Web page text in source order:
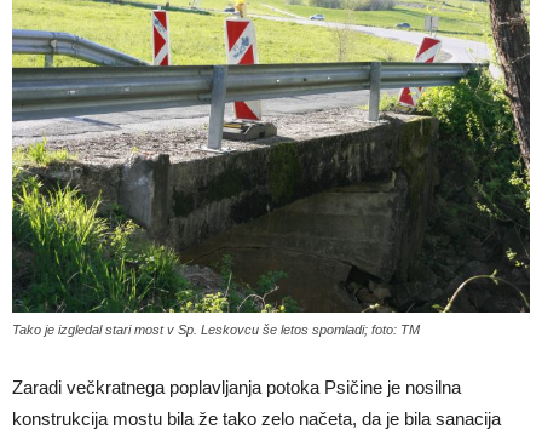
Tako je izgledal stari most v Sp. Leskovcu še letos spomladi; foto: TM
Zaradi večkratnega poplavljanja potoka Psičine je nosilna
konstrukcija mostu bila že tako zelo načeta, da je bila sanacija